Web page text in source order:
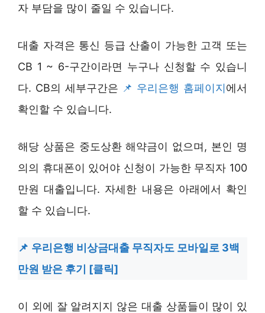
자 부담을 많이 줄일 수 있습니다.
대출 자격은 통신 등급 산출이 가능한 고객 또는
CB 1 ~ 6-구간이라면 누구나 신청할 수 있습니
다. CB의 세부구간은
우리은행 홈페이지에서
확인할 수 있습니다.
해당 상품은 중도상환 해약금이 없으며, 본인 명
의의 휴대폰이 있어야 신청이 가능한 무직자 100
만원 대출입니다. 자세한 내용은 아래에서 확인
할 수 있습니다.
우리은행 비상금대출 무직자도 모바일로 3백
만원 받은 후기 [클릭]
이 외에 잘 알려지지 않은 대출 상품들이 많이 있